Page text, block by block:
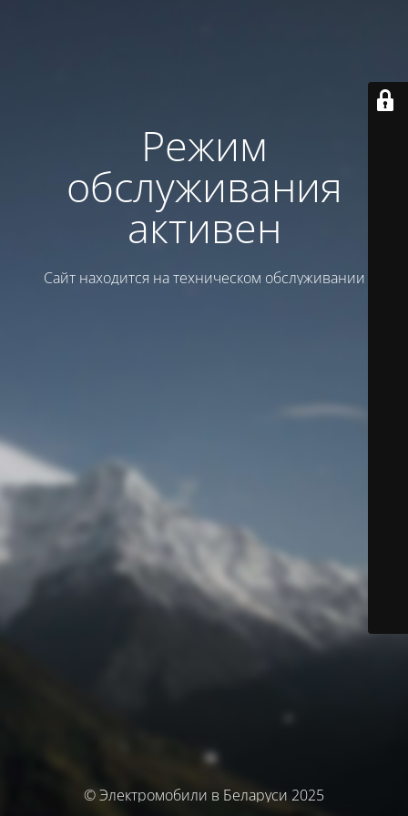
Режим
обслуживания
активен
Сайт находится на техническом обслуживании
© Электромобили в Беларуси 2025